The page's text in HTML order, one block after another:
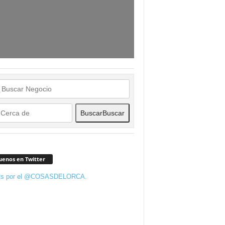
BuscarBuscar
en Twitter
por el @COSASDELORCA.